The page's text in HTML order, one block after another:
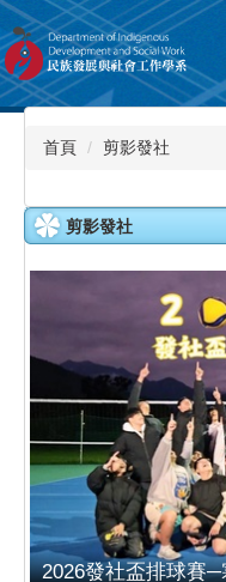
跳
到
主
要
內
首頁 剪影發社
剪影發社
2026發社盃排球賽